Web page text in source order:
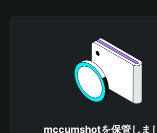
mccumshotを保管しま